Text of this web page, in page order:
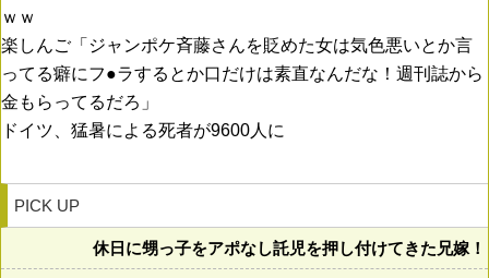
ｗｗ
楽しんご「ジャンポケ斉藤さんを貶めた女は気色悪いとか言
ってる癖にフ●ラするとか口だけは素直なんだな！週刊誌から
金もらってるだろ」
ドイツ、猛暑による死者が9600人に
PICK UP
休日に甥っ子をアポなし託児を押し付けてきた兄嫁